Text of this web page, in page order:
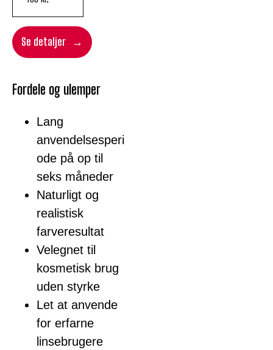
Fordele og ulemper
Lang
anvendelsesperi
ode på op til
seks måneder
Naturligt og
realistisk
farveresultat
Velegnet til
kosmetisk brug
uden styrke
Let at anvende
for erfarne
linsebrugere
Se detaljer